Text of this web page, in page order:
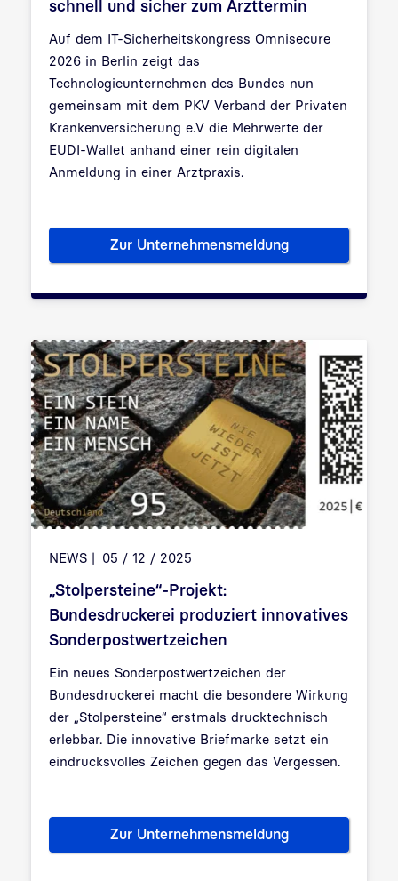
schnell und sicher zum Arzttermin
Auf dem IT-Sicherheitskongress Omnisecure
2026 in Berlin zeigt das
Technologieunternehmen des Bundes nun
gemeinsam mit dem PKV Verband der Privaten
Krankenversicherung e.V die Mehrwerte der
EUDI-Wallet anhand einer rein digitalen
Anmeldung in einer Arztpraxis.
Zur Unternehmensmeldung
Mit der EUDI-Wallet
NEWS 05 / 12 / 2025
„Stolpersteine“-Projekt:
Bundesdruckerei produziert innovatives
Sonderpostwertzeichen
Ein neues Sonderpostwertzeichen der
Bundesdruckerei macht die besondere Wirkung
der „Stolpersteine“ erstmals drucktechnisch
erlebbar. Die innovative Briefmarke setzt ein
eindrucksvolles Zeichen gegen das Vergessen.
Zur Unternehmensmeldung
„Stolpersteine“-Projekt: